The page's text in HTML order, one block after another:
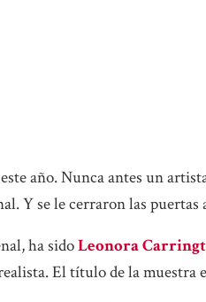
año. Nunca antes un
Y se le cerraron las
ha sidoLeonora
El título de la muestra